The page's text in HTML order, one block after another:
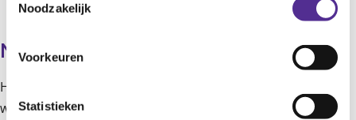
Noodzakelijk
Voorkeuren
Statistieken
Meer informatie
Heb je last van symptomen van de ziekte van Pfeiffer? Of
wil je advies hoe je toch mee kan doen op school? Neem